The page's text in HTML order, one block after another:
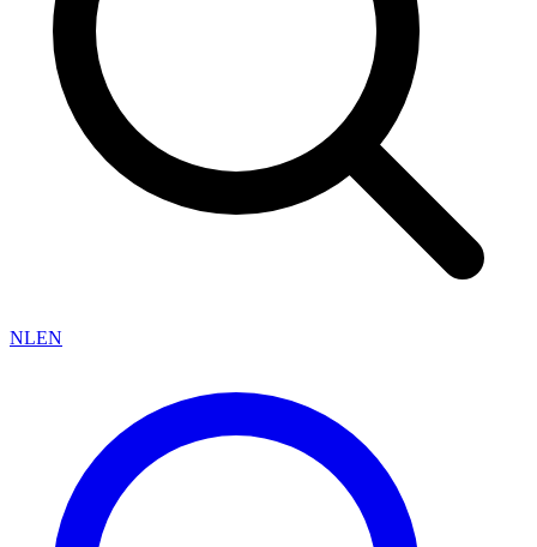
NLEN